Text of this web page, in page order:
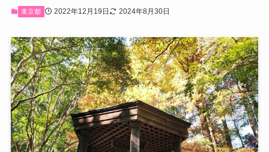
東京都 2022年12月19日 2024年8月30日